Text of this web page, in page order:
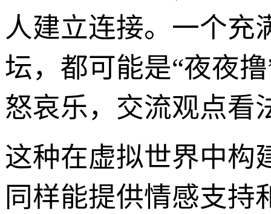
人建立连接。一个充
坛，都可能是“夜夜
怒哀乐，交流观点看
这种在虚拟世界中构
同样能提供情感支